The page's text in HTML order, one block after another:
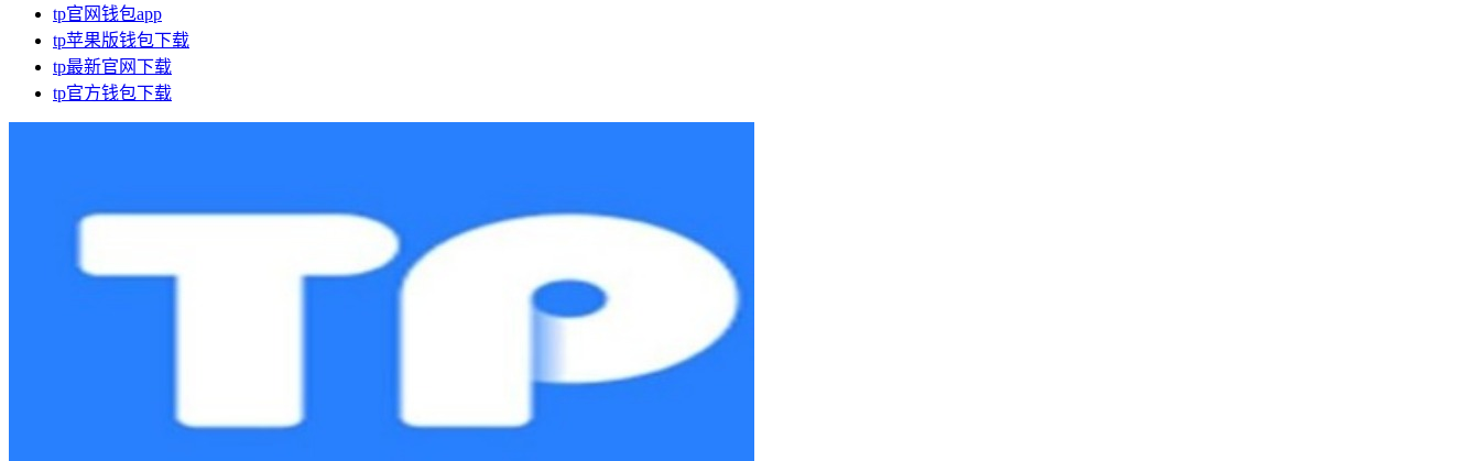
tp官网钱包app
tp苹果版钱包下载
tp最新官网下载
tp官方钱包下载